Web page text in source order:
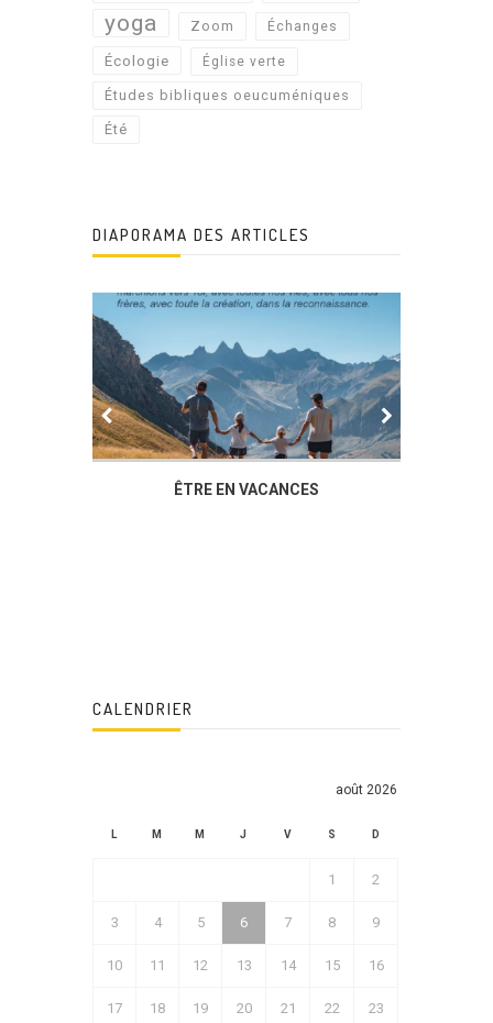
yoga Zoom Échanges
Écologie Église verte
Études bibliques oeucuméniques
Été
DIAPORAMA DES ARTICLES
ÊTRE EN VACANCES
CALENDRIER
août 2026
L M M J V S D
1 2
3 4 5 6 7 8 9
10 11 12 13 14 15 16
17 18 19 20 21 22 23